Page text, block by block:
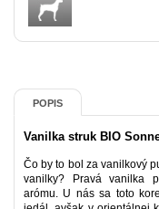
POPIS
Vanilka struk BIO
Čo by to bol za vanilkový
vanilky? Pravá vanilka
arómu. U nás sa toto